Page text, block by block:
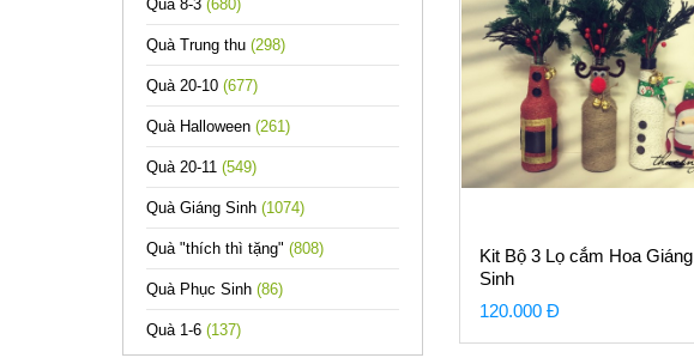
Quà 8-3 (680)
Quà Trung thu (298)
Quà 20-10 (677)
Quà Halloween (261)
Quà 20-11 (549)
Quà Giáng Sinh (1074)
Quà "thích thì tặng" (808)
Quà Phục Sinh (86)
Quà 1-6 (137)
Kit Bộ 3 Lọ cắm Hoa Giáng
Sinh
120.000 Đ